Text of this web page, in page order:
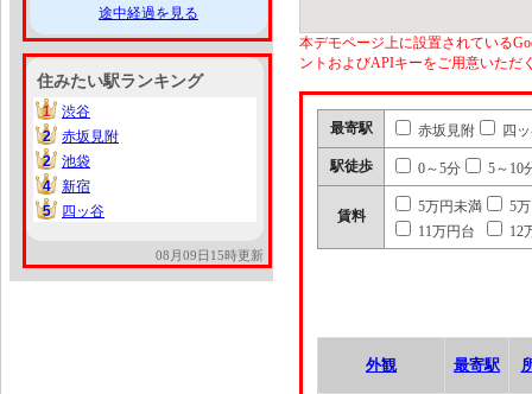
途中経過を見る
住みたい駅ランキング
1
1
渋谷
2
2
赤坂見附
2
2
池袋
4
4
新宿
5
5 四ッ谷
08月09日15時更新
本デモページ上に設置されている
ントおよびAPIキーをご用意いただ
最寄駅 赤坂見附 四
駅徒歩 0～5分 5～10
賃料
5万円未満
5
11万円台
12
外観 最寄駅